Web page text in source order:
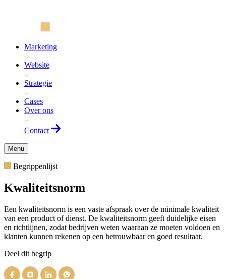
Marketing
Website
Strategie
Cases
Over ons
Contact
Menu
Begrippenlijst
Kwaliteitsnorm
Een kwaliteitsnorm is een vaste afspraak over de minimale kwaliteit
van een product of dienst. De kwaliteitsnorm geeft duidelijke eisen
en richtlijnen, zodat bedrijven weten waaraan ze moeten voldoen en
klanten kunnen rekenen op een betrouwbaar en goed resultaat.
Deel dit begrip